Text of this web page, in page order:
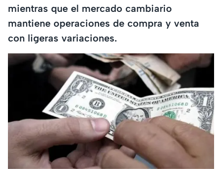
mientras que el mercado cambiario
mantiene operaciones de compra y venta
con ligeras variaciones.